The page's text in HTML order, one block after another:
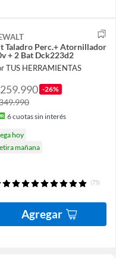
Taladro Perc.+ Atornillador
+ 2 Bat Dck223d2
TUS HERRAMIENTAS
-26%
6cuotas sin interés
hoy
mañana
(75)
Agregar